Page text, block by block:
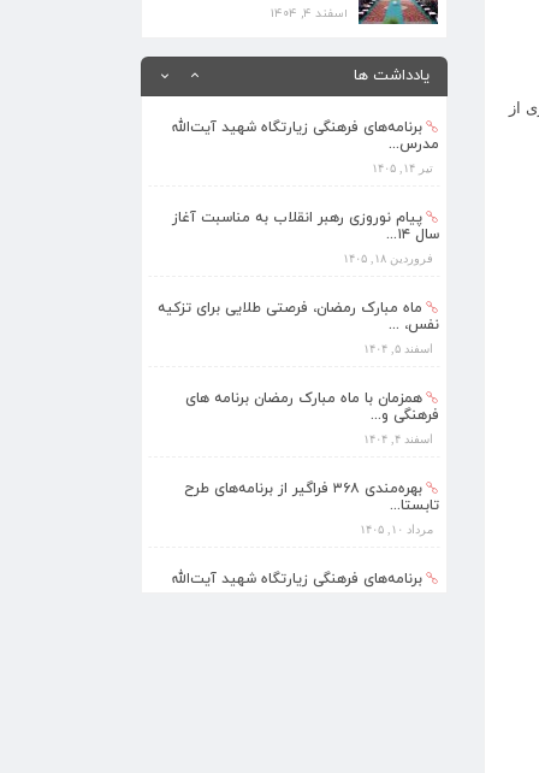
از
اسفند ۴, ۱۴۰۴
یادداشت ها
تابستا...
مرداد ۱۰, ۱۴۰۵
برنامه‌های فرهنگی زیارتگاه شهید آیت‌الله
مدرس...
تیر ۱۴, ۱۴۰۵
پیام نوروزی رهبر انقلاب به مناسبت آغاز
سال ۱۴...
فروردین ۱۸, ۱۴۰۵
ماه مبارک رمضان، فرصتی طلایی برای تزکیه
نفس، ...
اسفند ۵, ۱۴۰۴
همزمان با ماه مبارک رمضان برنامه های
فرهنگی و...
اسفند ۴, ۱۴۰۴
بهره‌مندی ۳۶۸ فراگیر از برنامه‌های طرح
تابستا...
مرداد ۱۰, ۱۴۰۵
برنامه‌های فرهنگی زیارتگاه شهید آیت‌الله